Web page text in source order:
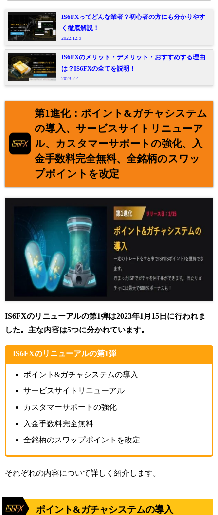
IS6FXってどんな業者？初心者の方にも分かりやす
く徹底解説！
2022.12.9
IS6FXのメリット・デメリット・おすすめする理由
は？IS6FXの全てを説明！
2023.2.4
第1進化：ポイント&ガチャシステム
の導入、サービスサイトリニューア
ル、カスタマーサポートの強化、入
金手数料完全無料、全銘柄のスワッ
プポイントを改定
IS6FXのリニューアルの第1弾は2023年1月15日に行われま
した。主な内容は5つに分かれています。
IS6FXのリニューアルの第1弾
ポイント&ガチャシステムの導入
サービスサイトリニューアル
カスタマーサポートの強化
入金手数料完全無料
全銘柄のスワップポイントを改定
それぞれの内容について詳しく紹介します。
ポイント&ガチャシステムの導入